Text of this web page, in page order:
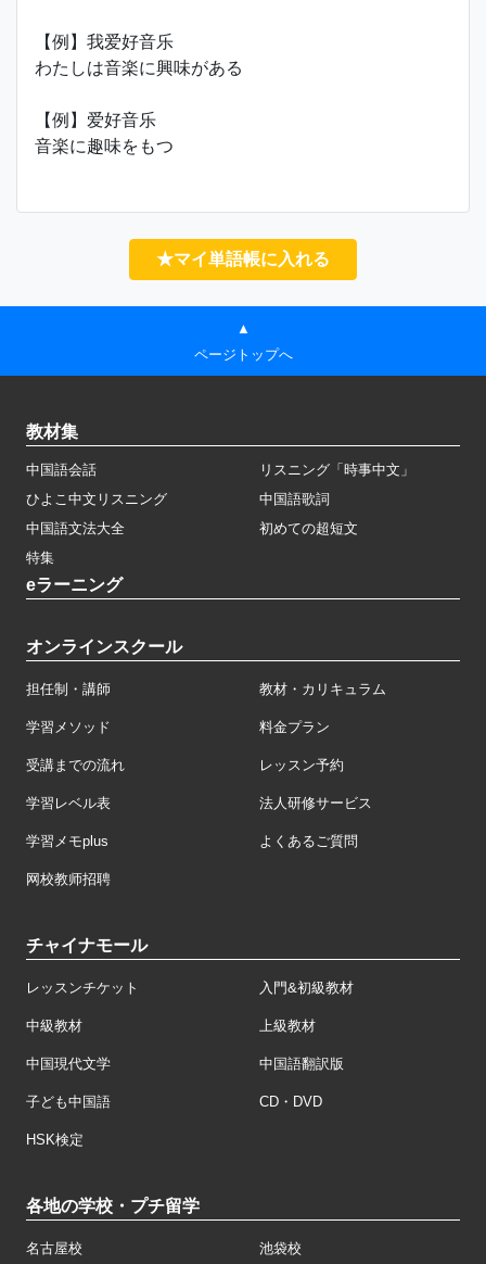
【例】我爱好音乐
わたしは音楽に興味がある
【例】爱好音乐
音楽に趣味をもつ
★マイ単語帳に入れる
▲
ページトップへ
教材集
中国語会話
リスニング「時事中文」
ひよこ中文リスニング
中国語歌詞
中国語文法大全
初めての超短文
特集
eラーニング
オンラインスクール
担任制・講師 教材・カリキュラム
学習メソッド 料金プラン
受講までの流れ レッスン予約
学習レベル表 法人研修サービス
学習メモplus よくあるご質問
网校教师招聘
チャイナモール
レッスンチケット 入門&初級教材
中級教材 上級教材
中国現代文学 中国語翻訳版
子ども中国語 CD・DVD
HSK検定
各地の学校・プチ留学
名古屋校 池袋校